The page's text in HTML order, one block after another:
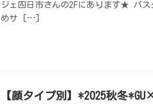
ジェ四日市さんの2Fにあります★ パス
めサ […]
【顔タイプ別】*2025秋冬